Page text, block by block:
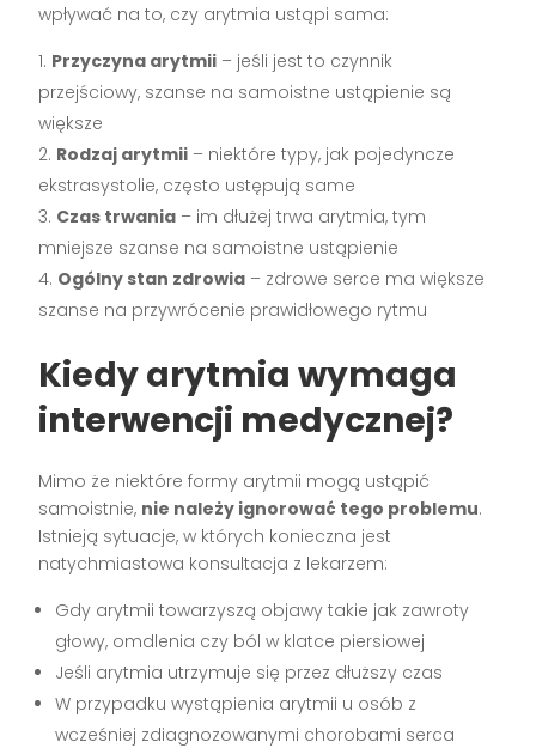
wpływać na to, czy arytmia ustąpi sama:
Przyczyna arytmii – jeśli jest to czynnik
przejściowy, szanse na samoistne ustąpienie są
większe
Rodzaj arytmii – niektóre typy, jak pojedyncze
ekstrasystolie, często ustępują same
Czas trwania – im dłużej trwa arytmia, tym
mniejsze szanse na samoistne ustąpienie
Ogólny stan zdrowia – zdrowe serce ma większe
szanse na przywrócenie prawidłowego rytmu
Kiedy arytmia wymaga
interwencji medycznej?
Mimo że niektóre formy arytmii mogą ustąpić
samoistnie, nie należy ignorować tego problemu.
Istnieją sytuacje, w których konieczna jest
natychmiastowa konsultacja z lekarzem:
Gdy arytmii towarzyszą objawy takie jak zawroty
głowy, omdlenia czy ból w klatce piersiowej
Jeśli arytmia utrzymuje się przez dłuższy czas
W przypadku wystąpienia arytmii u osób z
wcześniej zdiagnozowanymi chorobami serca